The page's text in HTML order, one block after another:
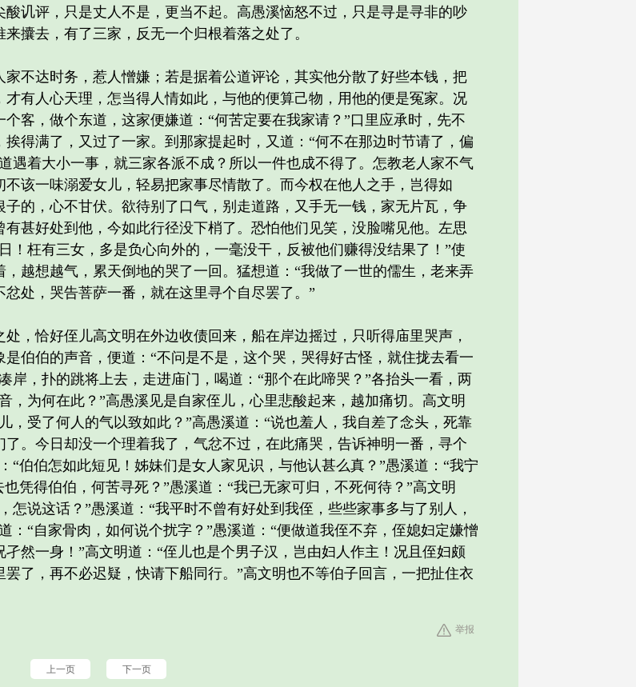
讥评，只是丈人不是，更当不起。高愚溪恼怒不过，只是寻是寻非的吵
攮去，有了三家，反无一个归根着落之处了。
达时务，惹人憎嫌；若是据着公道评论，其实他分散了好些本钱，把
有人心天理，怎当得人情如此，与他的便算己物，用他的便是冤家。况
客，做个东道，这家便嫌道：“何苦定要在我家请？”口里应承时，先不
得满了，又过了一家。到那家提起时，又道：“何不在那边时节请了，偏
遇着大小一事，就三家各派不成？所以一件也成不得了。怎教老人家不气
该一味溺爱女儿，轻易把家事尽情散了。而今权在他人之手，岂得如
的，心不甘伏。欲待别了口气，别走道路，又手无一钱，家无片瓦，争
甚好处到他，今如此行径没下梢了。恐怕他们见笑，没脸嘴见他。左思
！枉有三女，多是负心向外的，一毫没干，反被他们赚得没结果了！”使
越想越气，累天倒地的哭了一回。猛想道：“我做了一世的儒生，老来弄
处，哭告菩萨一番，就在这里寻个自尽罢了。”
恰好侄儿高文明在外边收债回来，船在岸边摇过，只听得庙里哭声，
伯伯的声音，便道：“不问是不是，这个哭，哭得好古怪，就住拢去看一
岸，扑的跳将上去，走进庙门，喝道：“那个在此啼哭？”各抬头一看，两
，为何在此？”高愚溪见是自家侄儿，心里悲酸起来，越加痛切。高文明
，受了何人的气以致如此？”高愚溪道：“说也羞人，我自差了念头，死靠
。今日却没一个理着我了，气忿不过，在此痛哭，告诉神明一番，寻个
“伯伯怎如此短见！姊妹们是女人家见识，与他认甚么真？”愚溪道：“我宁
凭得伯伯，何苦寻死？”愚溪道：“我已无家可归，不死何待？”高文明
怎说这话？”愚溪道：“我平时不曾有好处到我侄，些些家事多与了别人，
：“自家骨肉，如何说个扰字？”愚溪道：“便做道我侄不弃，侄媳妇定嫌憎
然一身！”高文明道：“侄儿也是个男子汉，岂由妇人作主！况且侄妇颇
了，再不必迟疑，快请下船同行。”高文明也不等伯子回言，一把扯住衣
举报
上一页 下一页